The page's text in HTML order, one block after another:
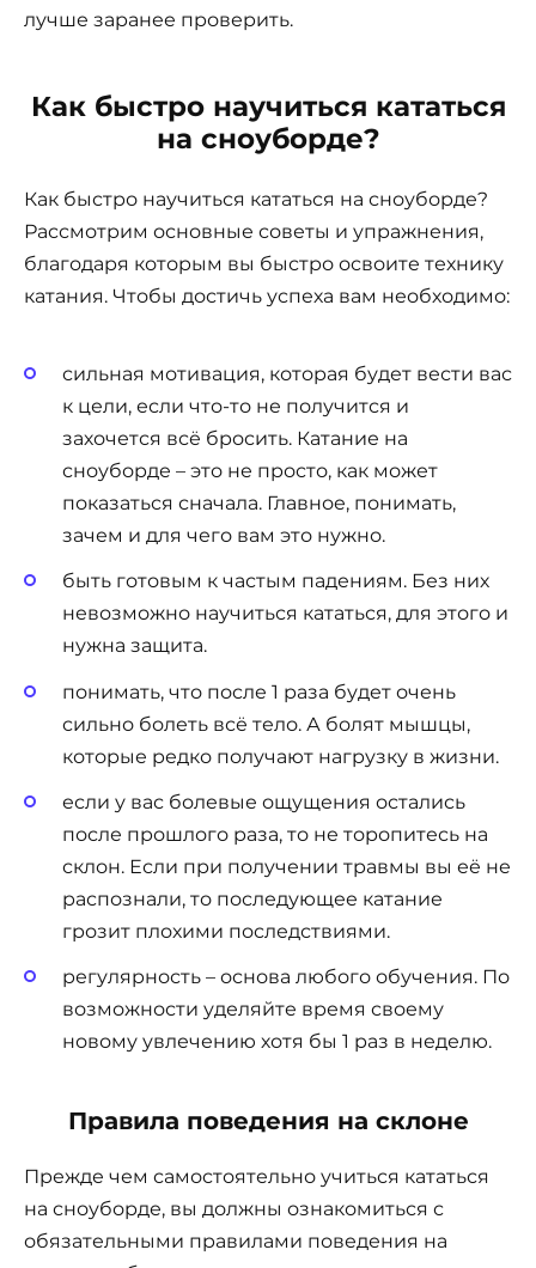
лучше заранее проверить.
Как быстро научиться кататься
на сноуборде?
Как быстро научиться кататься на сноуборде?
Рассмотрим основные советы и упражнения,
благодаря которым вы быстро освоите технику
катания. Чтобы достичь успеха вам необходимо:
сильная мотивация, которая будет вести вас
к цели, если что-то не получится и
захочется всё бросить. Катание на
сноуборде – это не просто, как может
показаться сначала. Главное, понимать,
зачем и для чего вам это нужно.
быть готовым к частым падениям. Без них
невозможно научиться кататься, для этого и
нужна защита.
понимать, что после 1 раза будет очень
сильно болеть всё тело. А болят мышцы,
которые редко получают нагрузку в жизни.
если у вас болевые ощущения остались
после прошлого раза, то не торопитесь на
склон. Если при получении травмы вы её не
распознали, то последующее катание
грозит плохими последствиями.
регулярность – основа любого обучения. По
возможности уделяйте время своему
новому увлечению хотя бы 1 раз в неделю.
Правила поведения на склоне
Прежде чем самостоятельно учиться кататься
на сноуборде, вы должны ознакомиться с
обязательными правилами поведения на